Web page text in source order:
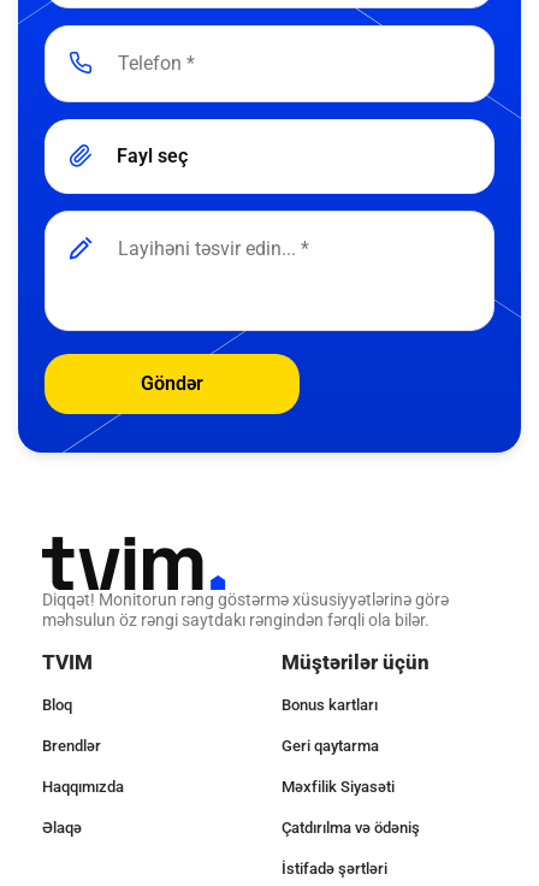
Fayl seç
Göndər
Diqqət! Monitorun rəng göstərmə xüsusiyyətlərinə görə
məhsulun öz rəngi saytdakı rəngindən fərqli ola bilər.
TVIM
Bloq
Brendlər
Haqqımızda
Əlaqə
Müştərilər üçün
Bonus kartları
Geri qaytarma
Məxfilik Siyasəti
Çatdırılma və ödəniş
İstifadə şərtləri